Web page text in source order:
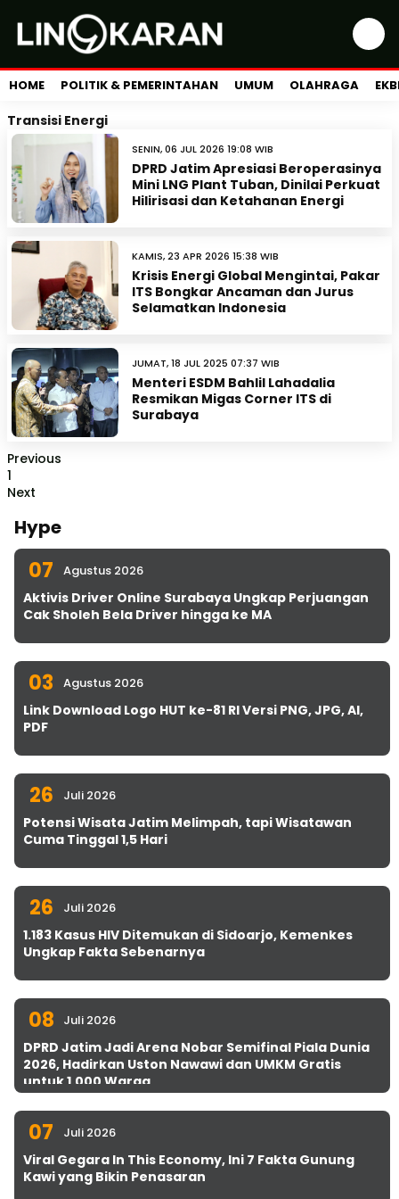
HOME POLITIK & PEMERINTAHAN UMUM OLAHRAGA
Transisi Energi
SENIN, 06 JUL 2026 19:08 WIB
DPRD Jatim Apresiasi Beroperasinya
Mini LNG Plant Tuban, Dinilai Perkuat
Hilirisasi dan Ketahanan Energi
KAMIS, 23 APR 2026 15:38 WIB
Krisis Energi Global Mengintai, Pakar
ITS Bongkar Ancaman dan Jurus
Selamatkan Indonesia
JUMAT, 18 JUL 2025 07:37 WIB
Menteri ESDM Bahlil Lahadalia
Resmikan Migas Corner ITS di
Surabaya
Previous
1
Next
Hype
07 Agustus 2026
Aktivis Driver Online Surabaya Ungkap Perjuangan
Cak Sholeh Bela Driver hingga ke MA
03 Agustus 2026
Link Download Logo HUT ke-81 RI Versi PNG, JPG, AI,
PDF
26 Juli 2026
Potensi Wisata Jatim Melimpah, tapi Wisatawan
Cuma Tinggal 1,5 Hari
26 Juli 2026
1.183 Kasus HIV Ditemukan di Sidoarjo, Kemenkes
Ungkap Fakta Sebenarnya
08 Juli 2026
DPRD Jatim Jadi Arena Nobar Semifinal Piala Dunia
2026, Hadirkan Uston Nawawi dan UMKM Gratis
untuk 1.000 Warga
07 Juli 2026
Viral Gegara In This Economy, Ini 7 Fakta Gunung
Kawi yang Bikin Penasaran